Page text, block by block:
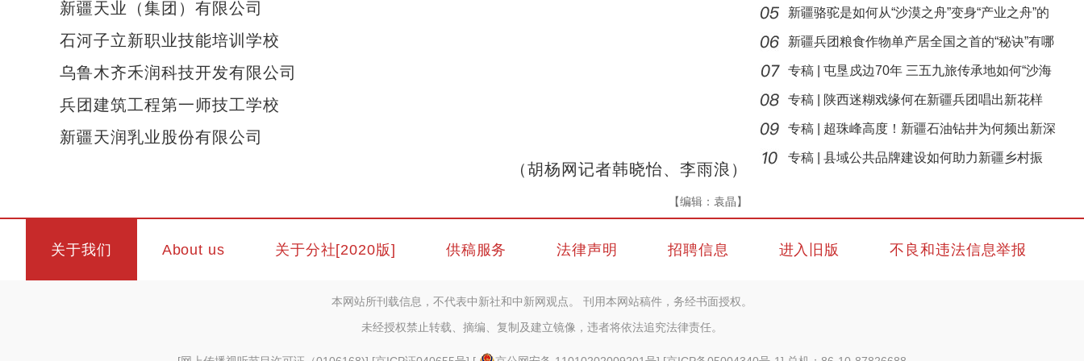
新疆天业（集团）有限公司
石河子立新职业技能培训学校
乌鲁木齐禾润科技开发有限公司
兵团建筑工程第一师技工学校
新疆天润乳业股份有限公司
（胡杨网记者韩晓怡、李雨浪）
【编辑：袁晶】
新疆墨玉县举办首届“羊先生选美大赛”
口创
新疆骆驼是如何从“沙漠之舟”变身“产业之舟”的
新疆兵团粮食作物单产居全国之首的“秘诀”有哪
些
专稿 | 屯垦戍边70年 三五九旅传承地如何“沙海
播
专稿 | 陕西迷糊戏缘何在新疆兵团唱出新花样
专稿 | 超珠峰高度！新疆石油钻井为何频出新深
度？
专稿 | 县域公共品牌建设如何助力新疆乡村振
关于我们 About us 关于分社[2020版] 供稿服务 法律声明 招聘信息 进入旧版 不良和违法信息举报
本网站所刊载信息，不代表中新社和中新网观点。 刊用本网站稿件，务经书面授权。
未经授权禁止转载、摘编、复制及建立镜像，违者将依法追究法律责任。